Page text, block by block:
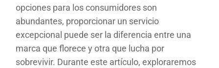
opciones para los consumidores son
abundantes, proporcionar un servicio
excepcional puede ser la diferencia entre una
marca que florece y otra que lucha por
sobrevivir. Durante este artículo, exploraremos